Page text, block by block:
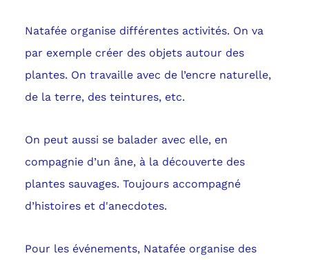
Natafée organise différentes activités. On va
par exemple créer des objets autour des
plantes. On travaille avec de l’encre naturelle,
de la terre, des teintures, etc.
On peut aussi se balader avec elle, en
compagnie d’un âne, à la découverte des
plantes sauvages. Toujours accompagné
d’histoires et d'anecdotes.
Pour les événements, Natafée organise des